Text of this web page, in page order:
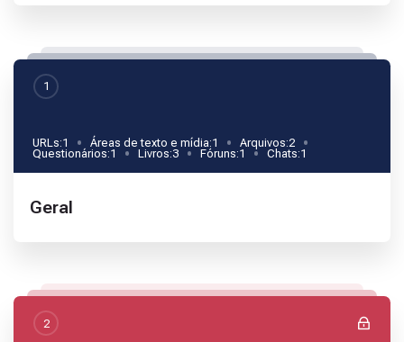
1
URLs:1 Áreas de texto e mídia:1 Arquivos:2
Questionários:1 Livros:3 Fóruns:1 Chats:1
Nome da seção
Geral
2